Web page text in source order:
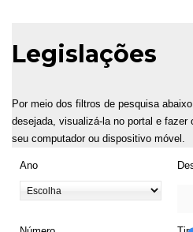
Legislações
Por meio dos filtros de pesquisa
desejada, visualizá-la no portal e fazer
seu computador ou dispositivo móvel.
Ano